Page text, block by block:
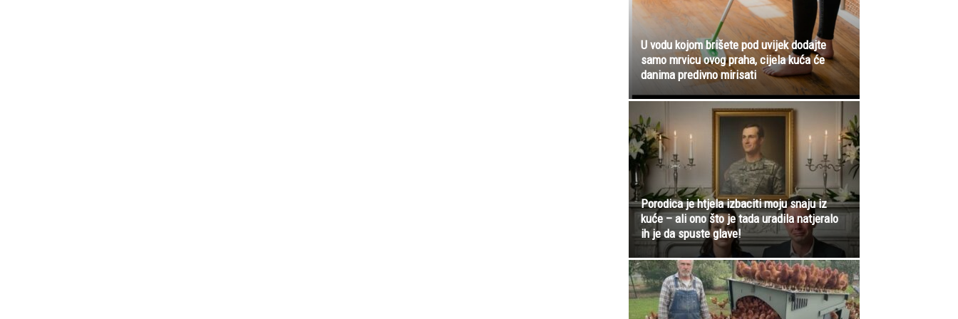
U vodu kojom brišete pod uvijek dodajte
samo mrvicu ovog praha, cijela kuća će
danima predivno mirisati
Porodica je htjela izbaciti moju snaju iz
kuće – ali ono što je tada uradila natjeralo
ih je da spuste glave!